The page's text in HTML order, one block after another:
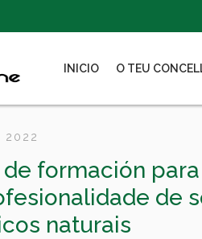
INICIO O TEU
2022
de formación
de
naturais